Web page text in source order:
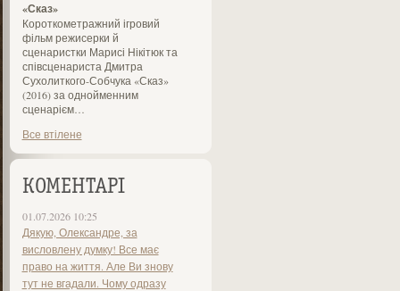
«Сказ»
Короткометражний ігровий
фільм режисерки й
сценаристки Марисі Нікітюк та
співсценариста Дмитра
Сухолиткого-Собчука «Сказ»
(2016) за однойменним
сценарієм…
Все втілене
КОМЕНТАРІ
01.07.2026 10:25
Дякую, Олександре, за
висловлену думку! Все має
право на життя. Але Ви знову
тут не вгадали. Чому одразу